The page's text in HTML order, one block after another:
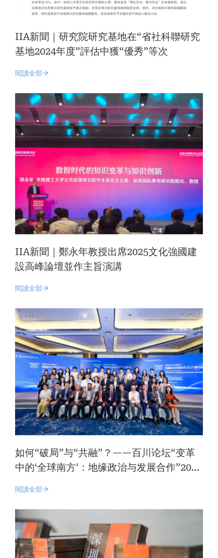
IIA新聞｜研究院研究基地在“省社科聯研究
基地2024年度”評估中獲“優秀”等次
閱讀全部
IIA新聞｜鄭永年教授出席2025文化強國建
設高峰論壇並作主旨演講
閱讀全部
如何“破局”与“共融”？——百川论坛“变革
中的‘全球南方’：地缘政治与发展合作”2025
閱讀全部